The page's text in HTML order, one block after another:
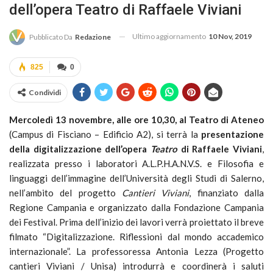
dell’opera Teatro di Raffaele Viviani
Pubblicato Da Redazione Ultimo aggiornamento 10 Nov, 2019
0
825
Condividi
Mercoledì 13 novembre, alle ore 10,30, al Teatro di Ateneo
(Campus di Fisciano – Edificio A2), si terrà la presentazione
della digitalizzazione dell’opera Teatrodi Raffaele Viviani,
realizzata presso i laboratori A.L.P.H.A.N.V.S. e Filosofia e
linguaggi dell’immagine dell’Università degli Studi di Salerno,
nell’ambito del progetto Cantieri Viviani, finanziato dalla
Regione Campania e organizzato dalla Fondazione Campania
dei Festival. Prima dell’inizio dei lavori verrà proiettato il breve
filmato “Digitalizzazione. Riflessioni dal mondo accademico
internazionale”. La professoressa Antonia Lezza (Progetto
cantieri Viviani / Unisa) introdurrà e coordinerà i saluti